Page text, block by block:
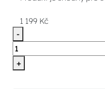
1 199 Kč
-
+